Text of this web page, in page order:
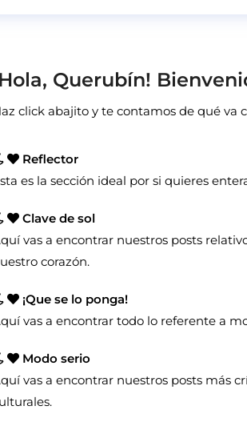
Querubín!
click abajito y te contamos de qué va
Reflector
es la sección ideal por si quieres
Clave de sol
vas a encontrar nuestros posts
corazón.
¡Que se lo ponga!
vas a encontrar todo lo referente a
Modo serio
vas a encontrar nuestros posts más